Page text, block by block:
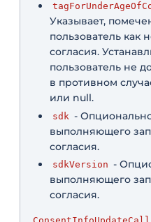
Указывает,
пользователь как
согласия.
пользователь не
в противном
или null.
sdk -
выполняющего
согласия.
sdkVersion -
выполняющего
согласия.